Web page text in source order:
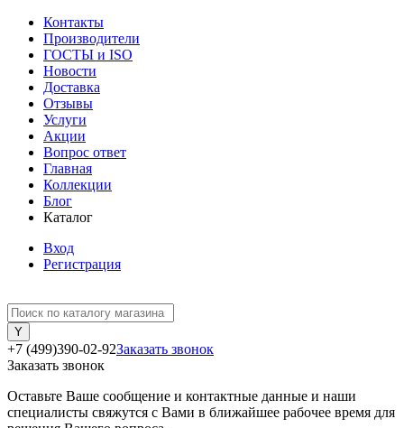
Контакты
Производители
ГОСТЫ и ISO
Новости
Доставка
Отзывы
Услуги
Акции
Вопрос ответ
Главная
Коллекции
Блог
Каталог
Вход
Регистрация
+7 (499)390-02-92Заказать звонок
Заказать звонок
Оставьте Ваше сообщение и контактные данные и наши
специалисты свяжутся с Вами в ближайшее рабочее время для